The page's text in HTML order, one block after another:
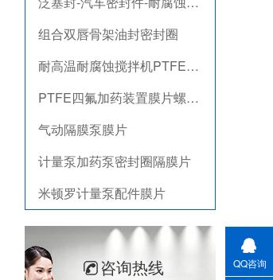
不锈钢骨驾油封-螺杆空气压缩机油封
剖分式骨架油封-减速机冶金泛塞封
咨询热线 QQ咨询